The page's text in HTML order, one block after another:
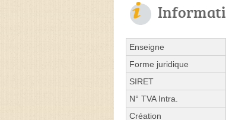
Enseigne
Forme juridique
SIRET
N° TVA Intra.
Création